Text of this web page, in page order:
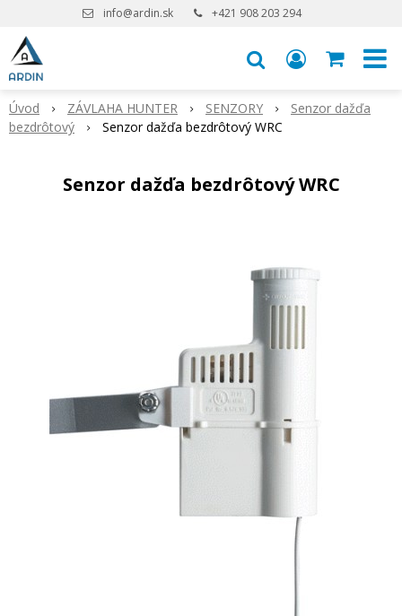
info@ardin.sk +421 908 203 294
Úvod ZÁVLAHA HUNTER SENZORY
Senzor dažďa
bezdrôtový
Senzor dažďa bezdrôtový WRC
Senzor dažďa bezdrôtový WRC